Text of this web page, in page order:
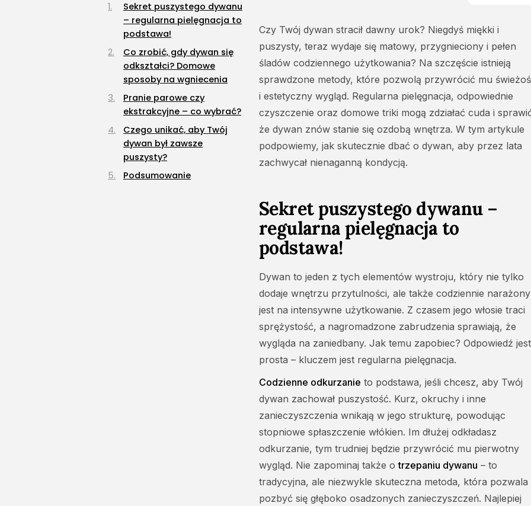
Czy Twój dywan stracił dawny urok? Niegdyś miękki i
puszysty, teraz wydaje się matowy, przygnieciony i pełen
śladów codziennego użytkowania? Na szczęście istnieją
sprawdzone metody, które pozwolą przywrócić mu
i estetyczny wygląd. Regularna pielęgnacja, odpowiednie
czyszczenie oraz domowe triki mogą zdziałać cuda i
że dywan znów stanie się ozdobą wnętrza. W tym artykule
podpowiemy, jak skutecznie dbać o dywan, aby przez lata
zachwycał nienaganną kondycją.
Sekret puszystego dywanu –
regularna pielęgnacja to
podstawa!
Dywan to jeden z tych elementów wystroju, który nie tylko
dodaje wnętrzu przytulności, ale także codziennie narażony
jest na intensywne użytkowanie. Z czasem jego włosie traci
sprężystość, a nagromadzone zabrudzenia sprawiają, że
wygląda na zaniedbany. Jak temu zapobiec? Odpowiedź jest
prosta – kluczem jest regularna pielęgnacja.
Codzienne odkurzanie to podstawa, jeśli chcesz, aby Twój
dywan zachował puszystość. Kurz, okruchy i inne
zanieczyszczenia wnikają w jego strukturę, powodując
stopniowe spłaszczenie włókien. Im dłużej odkładasz
odkurzanie, tym trudniej będzie przywrócić mu pierwotny
wygląd. Nie zapominaj także otrzepaniu dywanu – to
tradycyjna, ale niezwykle skuteczna metoda, która pozwala
pozbyć się głęboko osadzonych zanieczyszczeń. Najlepiej
Sekret puszystego dywanu
– regularna pielęgnacja to
podstawa!
Co zrobić, gdy dywan się
odkształci? Domowe
sposoby na wgniecenia
Pranie parowe czy
ekstrakcyjne – co wybrać?
Czego unikać, aby Twój
dywan był zawsze
puszysty?
Podsumowanie